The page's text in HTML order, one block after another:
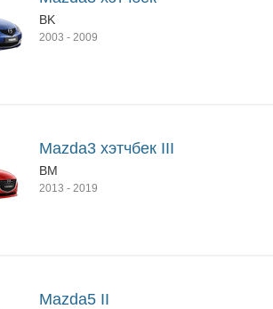
BK
2003 - 2009
Mazda3 хэтчбек III
BM
2013 - 2019
Mazda5 II